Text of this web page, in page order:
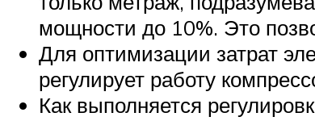
мощности до 10%. Это
Для оптимизации затрат
регулирует работу
Как выполняется